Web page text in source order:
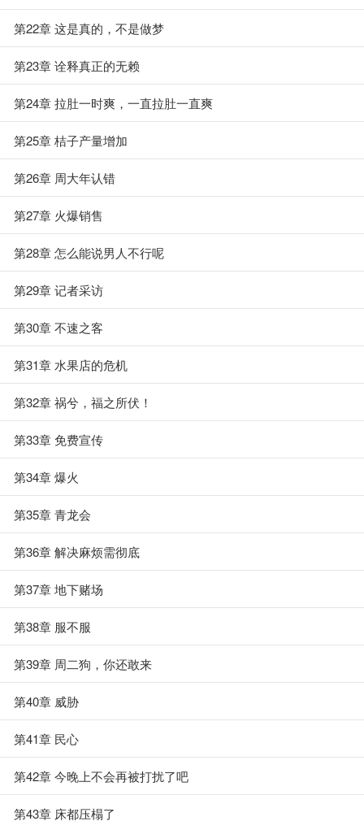
第22章 这是真的，不是做梦
第23章 诠释真正的无赖
第24章 拉肚一时爽，一直拉肚一直爽
第25章 桔子产量增加
第26章 周大年认错
第27章 火爆销售
第28章 怎么能说男人不行呢
第29章 记者采访
第30章 不速之客
第31章 水果店的危机
第32章 祸兮，福之所伏！
第33章 免费宣传
第34章 爆火
第35章 青龙会
第36章 解决麻烦需彻底
第37章 地下赌场
第38章 服不服
第39章 周二狗，你还敢来
第40章 威胁
第41章 民心
第42章 今晚上不会再被打扰了吧
第43章 床都压榻了